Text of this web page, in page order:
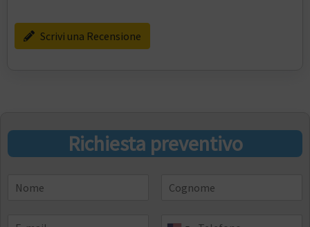
Scrivi una Recensione
Richiesta preventivo